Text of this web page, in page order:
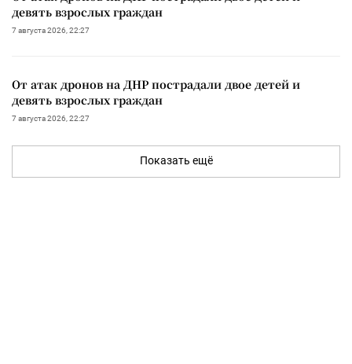
девять взрослых граждан
7 августа 2026, 22:27
От атак дронов на ДНР пострадали двое детей и
девять взрослых граждан
7 августа 2026, 22:27
Показать ещё